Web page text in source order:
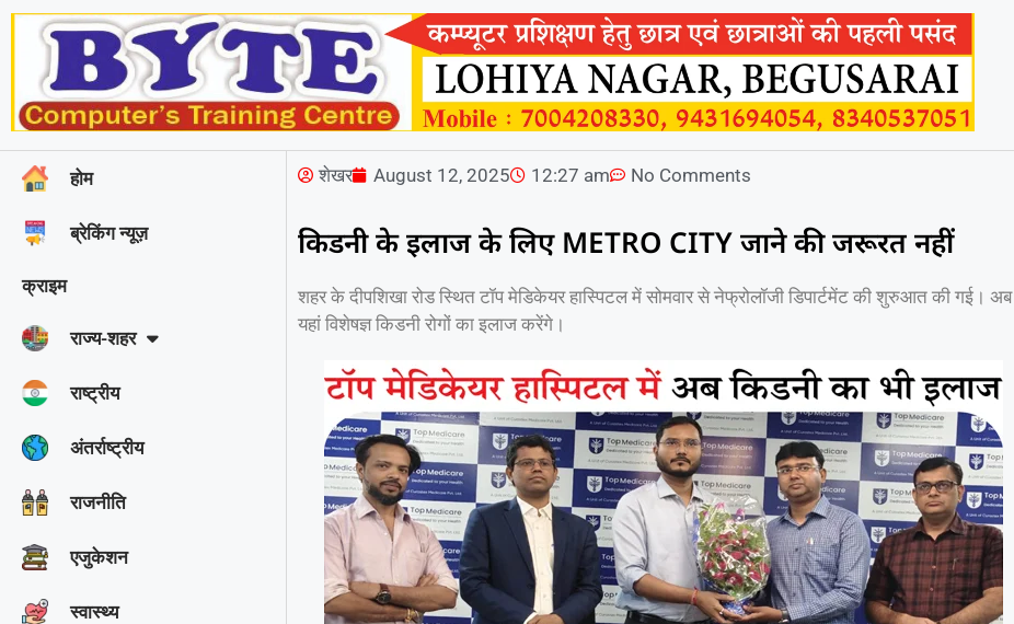
होम
ब्रेकिंग न्यूज़
क्राइम
राज्‍य-शहर
राष्ट्रीय
अंतर्राष्ट्रीय
राजनीति
एजुकेशन
स्वास्थ्य
शेखर August 12, 2025 12:27 am No Comments
किडनी के इलाज के लिए METRO CITY जाने की जरूरत नहीं
शहर के दीपशिखा रोड स्थित टॉप मेडिकेयर हास्पिटल में सोमवार से नेफ्रोलॉजी डिपार्टमेंट की शुरुआत की गई। अब
यहां विशेषज्ञ किडनी रोगों का इलाज करेंगे।